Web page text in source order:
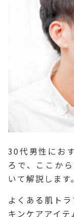
30代男性にお
ろで、ここか
いて解説します。
よくある肌ト
キンケアアイテ